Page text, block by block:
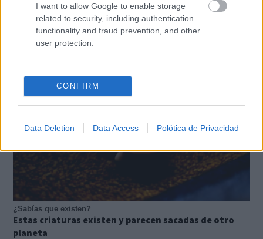
I want to allow Google to enable storage
related to security, including authentication
functionality and fraud prevention, and other
user protection.
CONFIRM
Data Deletion Data Access Polótica de Privacidad
Pasaportes que abren puertas
Los pasaportes más poderosos del mundo, ¿está el
tuyo?
¿Sabías que existen?
Estas criaturas existen y parecen sacadas de otro
planeta